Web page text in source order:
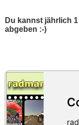
Du kannst jährlich
abgeben :-)